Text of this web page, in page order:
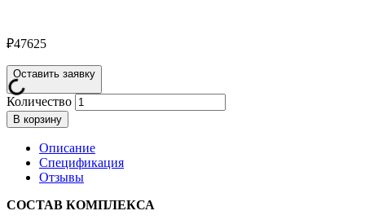
₽47625
Оставить заявку
Количество
В корзину
Описание
Спецификация
Отзывы
СОСТАВ КОМПЛЕКСА